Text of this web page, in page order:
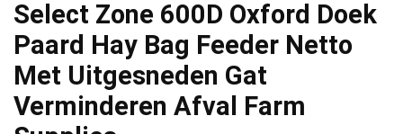
Select Zone 600D Oxford Doek
Paard Hay Bag Feeder Netto
Met Uitgesneden Gat
Verminderen Afval Farm